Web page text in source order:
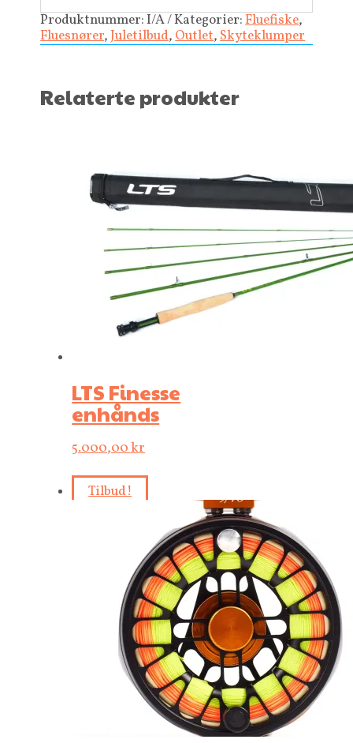
Produktnummer:I/A Kategorier:Fluefiske,
Fluesnører,Juletilbud,Outlet,Skyteklumper
Relaterte produkter
LTS Finesse
enhånds
5.000,00kr
Tilbud!